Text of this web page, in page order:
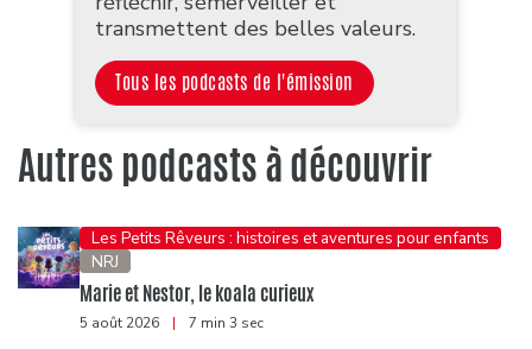
transmettent des belles valeurs.
Tous les podcasts de l'émission
Autres podcasts à découvrir
Les Petits Rêveurs : histoires et aventures pour enfants
NRJ
Marie et Nestor, le koala curieux
5 août 2026 | 7 min 3 sec